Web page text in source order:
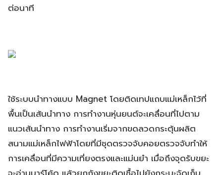
ต่อนาที
ใช้ระบบนำทางแบบ Magnet โดยติดเทปแถบแม่เหล็กไว้ที่
พื้นเป็นเส้นนำทาง การทำงานหุ่นยนต์จะเคลื่อนที่ไปตาม
แนวเส้นนำทาง การทำงานเริ่มจากขดลวดกระตุ้นผลิต
สนามแม่เหล็กไฟฟ้าโดยที่มีชุดตรวจจับคอยตรวจจับทำให้
การเคลื่อนที่มีความเที่ยงตรงและแม่นยำ เมื่อถึงจุดรับขยะ